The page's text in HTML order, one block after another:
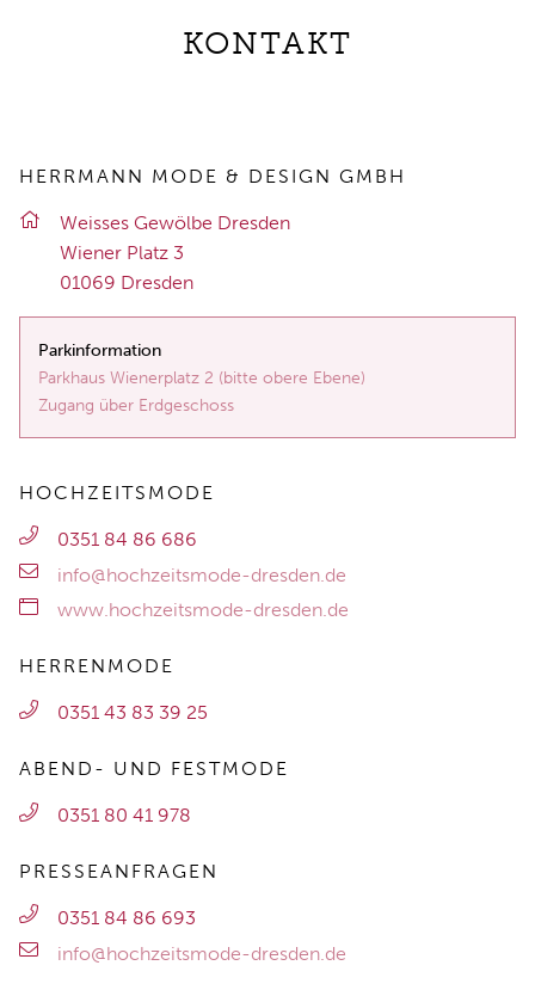
KONTAKT
HERRMANN MODE & DESIGN GMBH
Weis­ses Ge­wöl­be Dres­den
Wie­ner Platz 3
01069 Dres­den
Parkinformation
Parkhaus Wienerplatz 2 (bitte obere Ebene)
Zugang über Erdgeschoss
HOCHZEITSMODE
0351 84 86 686
info@hochzeitsmode-dresden.de
www.hochzeitsmode-dresden.de
HERRENMODE
0351 43 83 39 25
ABEND- UND FESTMODE
0351 80 41 978
PRESSEANFRAGEN
0351 84 86 693
info@hochzeitsmode-dresden.de